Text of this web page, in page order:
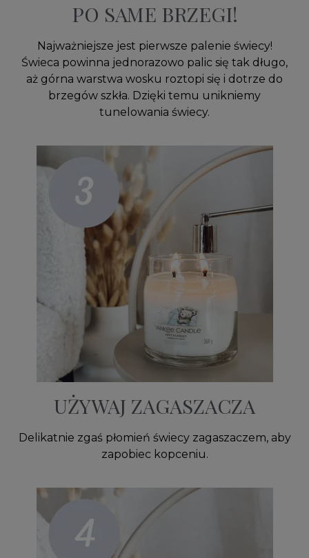
PO SAME BRZEGI!
Najważniejsze jest pierwsze palenie świecy!
Świeca powinna jednorazowo palic się tak długo,
aż górna warstwa wosku roztopi się i dotrze do
brzegów szkła. Dzięki temu unikniemy
tunelowania świecy.
UŻYWAJ ZAGASZACZA
Delikatnie zgaś płomień świecy zagaszaczem, aby
zapobiec kopceniu.